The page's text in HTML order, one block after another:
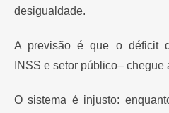
desigualdade.
A previsão é que o déficit
INSS e setor público–
O sistema é injusto: